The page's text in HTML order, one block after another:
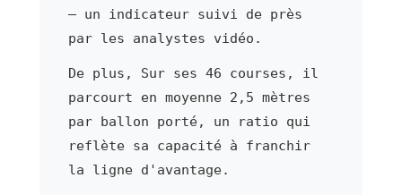
— un indicateur suivi de près
par les analystes vidéo.
De plus, Sur ses 46 courses, il
parcourt en moyenne 2,5 mètres
par ballon porté, un ratio qui
reflète sa capacité à franchir
la ligne d'avantage.